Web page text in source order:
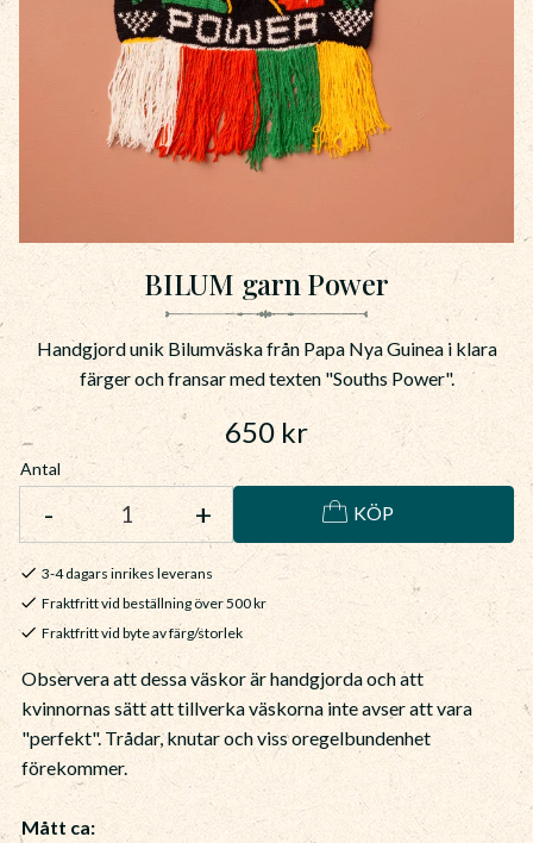
BILUM garn Power
Handgjord unik Bilumväska från Papa Nya Guinea i klara
färger och fransar med texten "Souths Power".
650 kr
Antal
+
- KÖP
3-4 dagars inrikes leverans
Fraktfritt vid beställning över 500 kr
Fraktfritt vid byte av färg/storlek
Observera att dessa väskor är handgjorda och att
kvinnornas sätt att tillverka väskorna inte avser att vara
"perfekt". Trådar, knutar och viss oregelbundenhet
förekommer.
Mått ca: